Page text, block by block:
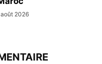
août 2026